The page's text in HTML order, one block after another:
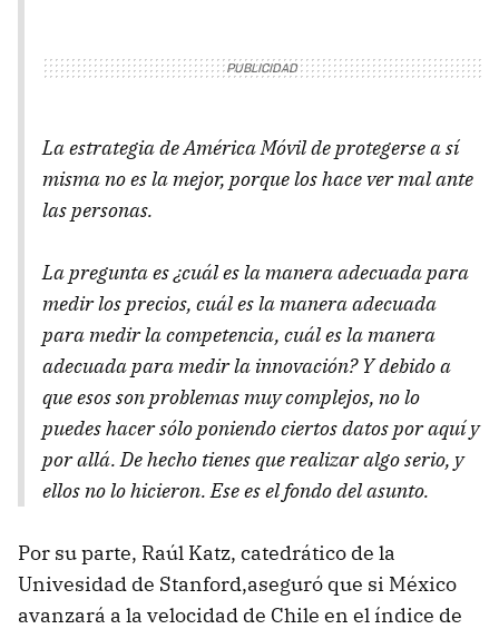
La estrategia de América Móvil de protegerse a sí
misma no es la mejor, porque los hace ver mal ante
las personas.
La pregunta es ¿cuál es la manera adecuada para
medir los precios, cuál es la manera adecuada
para medir la competencia, cuál es la manera
adecuada para medir la innovación? Y debido a
que esos son problemas muy complejos, no lo
puedes hacer sólo poniendo ciertos datos por aquí y
por allá. De hecho tienes que realizar algo serio, y
ellos no lo hicieron. Ese es el fondo del asunto.
Por su parte, Raúl Katz, catedrático de la
Univesidad de Stanford,aseguró que si México
avanzará a la velocidad de Chile en el índice de